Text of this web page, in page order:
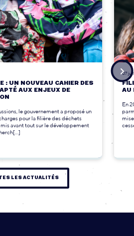
: UN NOUVEAU CAHIER DES
AUX ENJEUX DE
le gouvernement a proposé un
pour la filière des déchets
mis avant tout sur le développement
07
AU
En
LES ACTUALITÉS